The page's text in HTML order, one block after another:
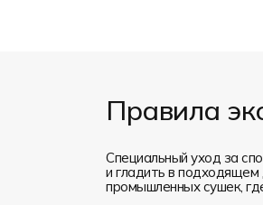
Правила
Специальный уход за
и гладить в подходящем
промышленных сушек,